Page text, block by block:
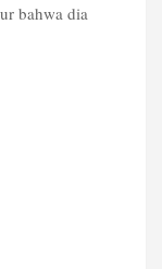
bahwa dia